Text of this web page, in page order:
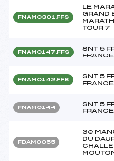
FNAM0301.FFS
LE
GRAND
TOUR 7
FNAM0147.FFS
SNT 5
FRANCE
FNAM0142.FFS
SNT 5
FRANCE
FNAM0144
SNT 5
FRANCE
FDAM0055
3e
DU